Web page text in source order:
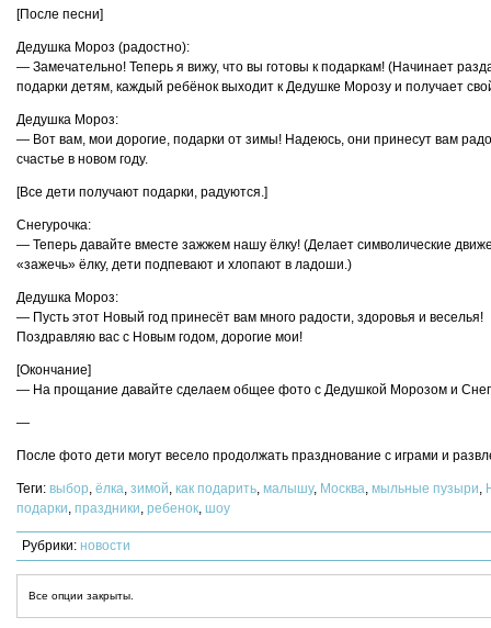
[После песни]
Дедушка Мороз (радостно):
— Замечательно! Теперь я вижу, что вы готовы к подаркам! (Начинает
подарки детям, каждый ребёнок выходит к Дедушке Морозу и получает
Дедушка Мороз:
— Вот вам, мои дорогие, подарки от зимы! Надеюсь, они принесут вам
счастье в новом году.
[Все дети получают подарки, радуются.]
Снегурочка:
— Теперь давайте вместе зажжем нашу ёлку! (Делает символические
«зажечь» ёлку, дети подпевают и хлопают в ладоши.)
Дедушка Мороз:
— Пусть этот Новый год принесёт вам много радости, здоровья и веселья!
Поздравляю вас с Новым годом, дорогие мои!
[Окончание]
— На прощание давайте сделаем общее фото с Дедушкой Морозом и
—
После фото дети могут весело продолжать празднование с играми и
Теги: выбор, ёлка, зимой, как подарить, малышу, Москва, мыльные пузыри,
подарки, праздники, ребенок, шоу
Рубрики: новости
Все опции закрыты.